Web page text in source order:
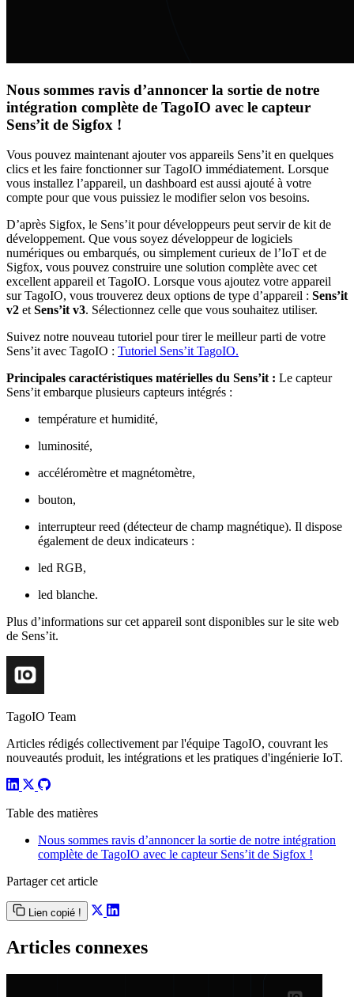
Nous sommes ravis d’annoncer la sortie de notre
intégration complète de TagoIO avec le capteur
Sens’it de Sigfox !
Vous pouvez maintenant ajouter vos appareils Sens’it en quelques
clics et les faire fonctionner sur TagoIO immédiatement. Lorsque
vous installez l’appareil, un dashboard est aussi ajouté à votre
compte pour que vous puissiez le modifier selon vos besoins.
D’après Sigfox, le Sens’it pour développeurs peut servir de kit de
développement. Que vous soyez développeur de logiciels
numériques ou embarqués, ou simplement curieux de l’IoT et de
Sigfox, vous pouvez construire une solution complète avec cet
excellent appareil et TagoIO. Lorsque vous ajoutez votre appareil
sur TagoIO, vous trouverez deux options de type d’appareil : Sens’it
v2 et Sens’it v3. Sélectionnez celle que vous souhaitez utiliser.
Suivez notre nouveau tutoriel pour tirer le meilleur parti de votre
Sens’it avec TagoIO : Tutoriel Sens’it TagoIO.
Principales caractéristiques matérielles du Sens’it : Le capteur
Sens’it embarque plusieurs capteurs intégrés :
température et humidité,
luminosité,
accéléromètre et magnétomètre,
bouton,
interrupteur reed (détecteur de champ magnétique). Il dispose
également de deux indicateurs :
led RGB,
led blanche.
Plus d’informations sur cet appareil sont disponibles sur le site web
de Sens’it.
TagoIO Team
Articles rédigés collectivement par l'équipe TagoIO, couvrant les
nouveautés produit, les intégrations et les pratiques d'ingénierie IoT.
Table des matières
Nous sommes ravis d’annoncer la sortie de notre intégration
complète de TagoIO avec le capteur Sens’it de Sigfox !
Partager cet article
Lien copié !
Articles connexes